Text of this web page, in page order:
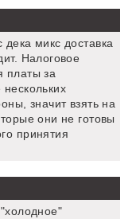
микс доставка
Налоговое
платы за
значит взять на
они не готовы
принятия